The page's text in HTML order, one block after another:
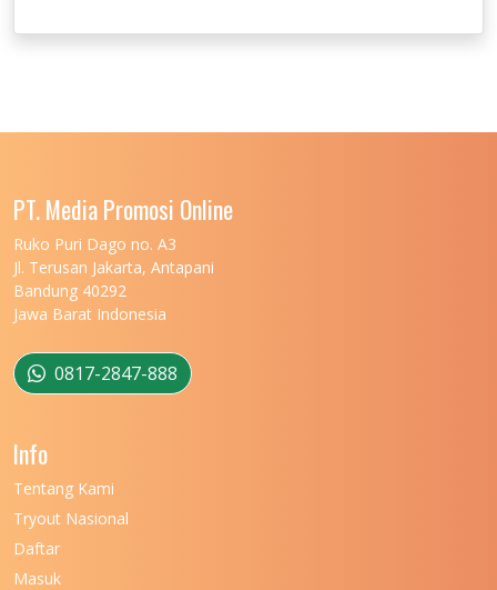
UNIVERSITAS JEMBER
UNIVERSITAS MALIKUSSALEH
UNIVERSITAS MARITIM RAJA ALI HAJI
UNIVERSITAS MATARAM
UNIVERSITAS MULAWARMAN
UNIVERSITAS MUSAMUS
UNIVERSITAS NEGERI KHAIRUN
PT. Media Promosi Online
Ruko Puri Dago no. A3
Jl. Terusan Jakarta, Antapani
Bandung 40292
Jawa Barat Indonesia
0817-2847-888
Info
Tentang Kami
Tryout Nasional
Daftar
Masuk